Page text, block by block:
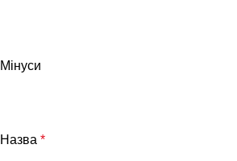
Мінуси
Назва *